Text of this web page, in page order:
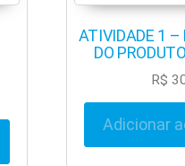
ATIVIDADE 1 –
DO
R$
Adicionar